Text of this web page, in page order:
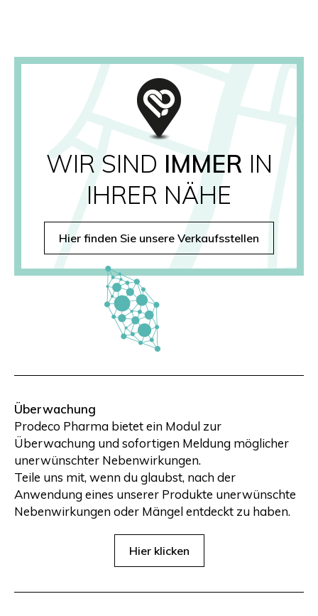
WIR SIND IMMER IN
IHRER NÄHE
Hier finden Sie unsere Verkaufsstellen
Überwachung
Prodeco Pharma bietet ein Modul zur
Überwachung und sofortigen Meldung möglicher
unerwünschter Nebenwirkungen.
Teile uns mit, wenn du glaubst, nach der
Anwendung eines unserer Produkte unerwünschte
Nebenwirkungen oder Mängel entdeckt zu haben.
Hier klicken